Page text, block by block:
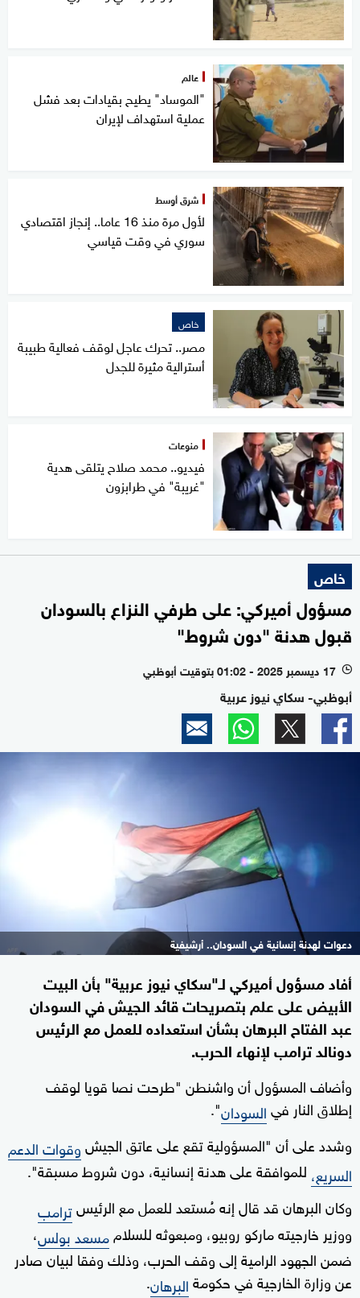
عالم
"الموساد" يطيح بقيادات بعد فشل
عملية استهداف لإيران
شرق أوسط
لأول مرة منذ 16 عاما.. إنجاز اقتصادي
سوري في وقت قياسي
خاص
مصر.. تحرك عاجل لوقف فعالية طبيبة
أسترالية مثيرة للجدل
منوعات
فيديو.. محمد صلاح يتلقى هدية
"غريبة" في طرابزون
خاص
مسؤول أميركي: على طرفي النزاع بالسودان
قبول هدنة "دون شروط"
l 17 ديسمبر 2025 - 01:02 بتوقيت أبوظبي
أبوظبي- سكاي نيوز عربية
دعوات لهدنة إنسانية في السودان.. أرشيفية
أفاد مسؤول أميركي لـ"سكاي نيوز عربية" بأن البيت
الأبيض على علم بتصريحات قائد الجيش في السودان
عبد الفتاح البرهان بشأن استعداده للعمل مع الرئيس
دونالد ترامب لإنهاء الحرب.
وأضاف المسؤول أن واشنطن "طرحت نصا قويا لوقف
إطلاق النار فيالسودان".
وشدد على أن "المسؤولية تقع على عاتق الجيشوقوات الدعم
السريع، للموافقة على هدنة إنسانية، دون شروط مسبقة".
وكان البرهان قد قال إنه مُستعد للعمل مع الرئيسترامب
ووزير خارجيته ماركو روبيو، ومبعوثه للسلاممسعد بولس،
ضمن الجهود الرامية إلى وقف الحرب، وذلك وفقا لبيان صادر
عن وزارة الخارجية في حكومةالبرهان.